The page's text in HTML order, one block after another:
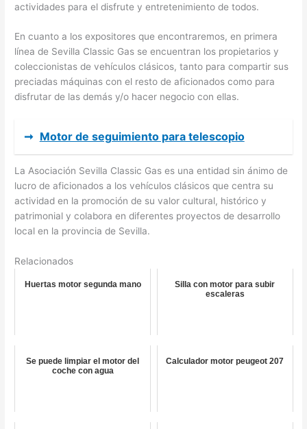
actividades para el disfrute y entretenimiento de todos.
En cuanto a los expositores que encontraremos, en primera
línea de Sevilla Classic Gas se encuentran los propietarios y
coleccionistas de vehículos clásicos, tanto para compartir sus
preciadas máquinas con el resto de aficionados como para
disfrutar de las demás y/o hacer negocio con ellas.
➞ Motor de seguimiento para telescopio
La Asociación Sevilla Classic Gas es una entidad sin ánimo de
lucro de aficionados a los vehículos clásicos que centra su
actividad en la promoción de su valor cultural, histórico y
patrimonial y colabora en diferentes proyectos de desarrollo
local en la provincia de Sevilla.
Relacionados
Huertas motor segunda mano
Silla con motor para subir
escaleras
Se puede limpiar el motor del
coche con agua
Calculador motor peugeot 207